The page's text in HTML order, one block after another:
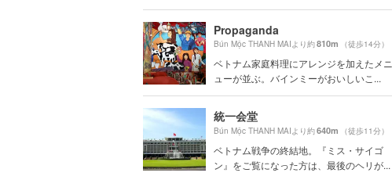
Propaganda
Bún Mộc THANH MAIより約810m （徒歩14分）
ベトナム家庭料理にアレンジを加えたメニ
ューが並ぶ。バインミーがおいしいこ...
統一会堂
Bún Mộc THANH MAIより約640m （徒歩11分）
ベトナム戦争の終結地。『ミス・サイゴ
ン』をご覧になった方は、最後のヘリが...